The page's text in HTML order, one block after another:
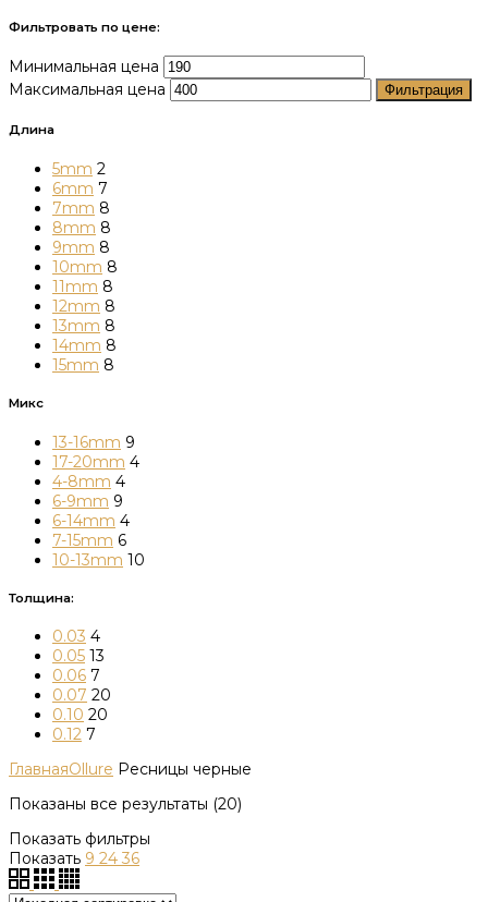
Фильтровать по цене:
Минимальная цена
Максимальная цена
Фильтрация
Длина
5mm 2
6mm 7
7mm 8
8mm 8
9mm 8
10mm 8
11mm 8
12mm 8
13mm 8
14mm 8
15mm 8
Микс
13-16mm 9
17-20mm 4
4-8mm 4
6-9mm 9
6-14mm 4
7-15mm 6
10-13mm 10
Толщина:
0.03 4
0.05 13
0.06 7
0.07 20
0.10 20
0.12 7
ГлавнаяOllure Ресницы черные
Показаны все результаты (20)
Показать фильтры
Показать 9 24 36